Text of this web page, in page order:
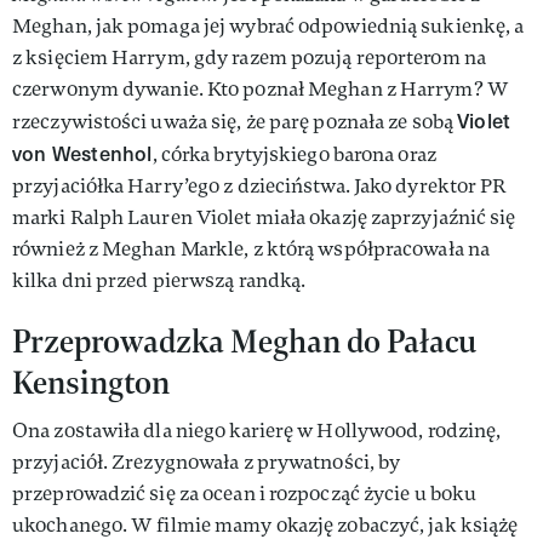
Meghan, jak pomaga jej wybrać odpowiednią sukienkę, a
z księciem Harrym, gdy razem pozują reporterom na
czerwonym dywanie. Kto poznał Meghan z Harrym? W
rzeczywistości uważa się, że parę poznała ze sobąViolet
von Westenhol, córka brytyjskiego barona oraz
przyjaciółka Harry’ego z dzieciństwa. Jako dyrektor PR
marki Ralph Lauren Violet miała okazję zaprzyjaźnić się
również z Meghan Markle, z którą współpracowała na
kilka dni przed pierwszą randką.
Przeprowadzka Meghan do Pałacu
Kensington
Ona zostawiła dla niego karierę w Hollywood, rodzinę,
przyjaciół. Zrezygnowała z prywatności, by
przeprowadzić się za ocean i rozpocząć życie u boku
ukochanego. W filmie mamy okazję zobaczyć, jak książę